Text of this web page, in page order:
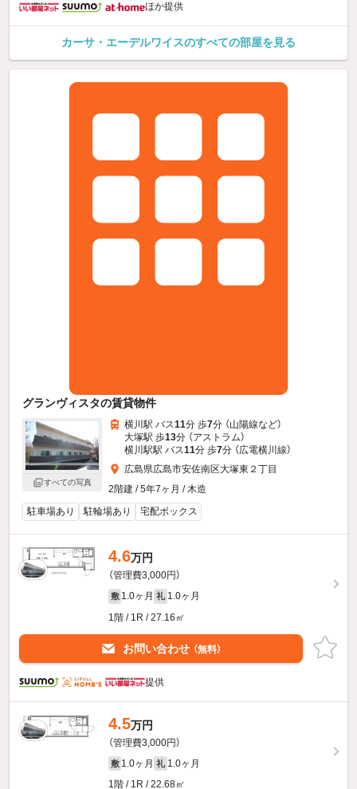
ほか提供
カーサ・エーデルワイスのすべての部屋を見る
グランヴィスタの賃貸物件
すべての写真
横川駅 バス11分 歩7分 （山陽線など）
大塚駅 歩13分 （アストラム）
横川駅駅 バス11分 歩7分 （広電横川線）
広島県広島市安佐南区大塚東２丁目
2階建 / 5年7ヶ月 / 木造
駐車場あり
駐輪場あり 宅配ボックス
4.6万円
（管理費3,000円）
敷 1.0ヶ月 礼 1.0ヶ月
1階 / 1R / 27.16㎡
お問い合わせ （無料）
提供
4.5万円
（管理費3,000円）
敷 1.0ヶ月 礼 1.0ヶ月
1階 / 1R / 22.68㎡